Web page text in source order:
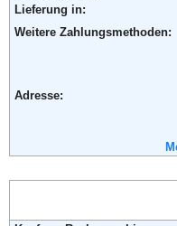
Lieferung in:
Weitere Zahlungsmethoden:
Adresse:
Email:
Weiterführende